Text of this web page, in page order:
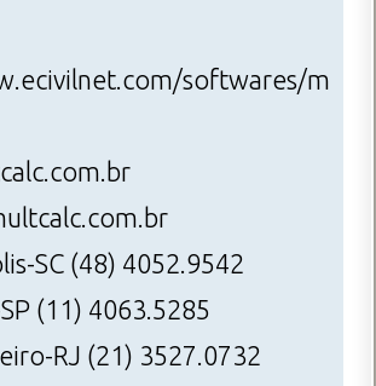
softwares/
SC (48) 4052.9542
(11) 4063.5285
RJ (21) 3527.0732